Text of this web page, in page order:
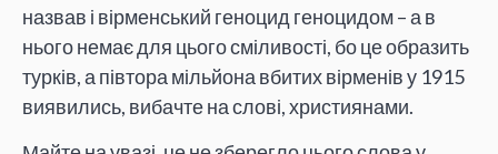
назвав і вірменський геноцид геноцидом – а в
нього немає для цього сміливості, бо це образить
турків, а півтора мільйона вбитих вірменів у 1915
виявились, вибачте на слові, християнами.